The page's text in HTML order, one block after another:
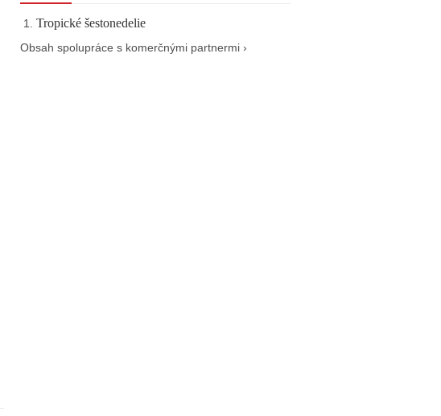
Tropické šestonedelie
Obsah spolupráce s komerčnými partnermi ›